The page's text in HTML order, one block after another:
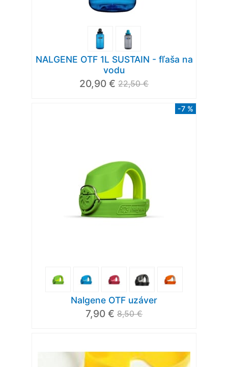
NALGENE OTF 1L SUSTAIN - fľaša na
vodu
20,90 € 22,50 €
-7 %
Nalgene OTF uzáver
7,90 € 8,50 €